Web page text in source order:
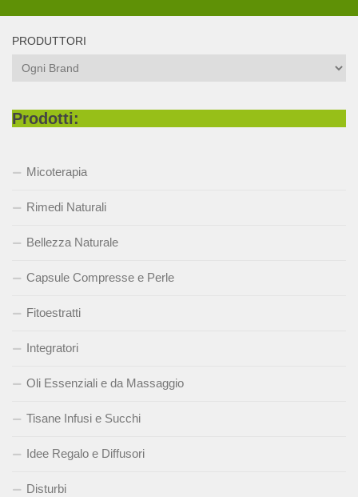
PRODUTTORI
Prodotti:
Micoterapia
Rimedi Naturali
Bellezza Naturale
Capsule Compresse e Perle
Fitoestratti
Integratori
Oli Essenziali e da Massaggio
Tisane Infusi e Succhi
Idee Regalo e Diffusori
Disturbi